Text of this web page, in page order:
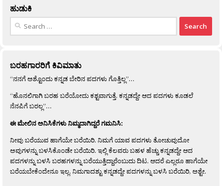
ಹುಡುಕಿ
Search
ಬರಹಗಾರರಿಗೆ ಕಿವಿಮಾತು
“ನನಗೆ ಅಶ್ಟೊಂದು ಕನ್ನಡ ಬೇರಿನ ಪದಗಳು ಗೊತ್ತಿಲ್ಲ”…
“ಹೊನಲಿಗಾಗಿ ಬರಹ ಬರೆಯೋದು ಕಶ್ಟವಾಗುತ್ತೆ. ಕನ್ನಡದ್ದೇ ಆದ ಪದಗಳು ಕೂಡಲೆ
ನೆನಪಿಗೆ ಬರಲ್ಲ”…
ಈ ಮೇಲಿನ ಅನಿಸಿಕೆಗಳು ನಿಮ್ಮದಾಗಿದ್ದರೆ ಗಮನಿಸಿ:
ನೀವು ಬರೆಯುವ ಹಾಗೆಯೇ ಬರೆಯಿರಿ. ನಿಮಗೆ ಯಾವ ಪದಗಳು ತೋಚುವುದೋ
ಅವುಗಳನ್ನು ಬಳಸಿಕೊಂಡೇ ಬರೆಯಿರಿ. ಇಲ್ಲಿ ಕೆಲವರು ಬಹಳ ಹೆಚ್ಚು ಕನ್ನಡದ್ದೇ ಆದ
ಪದಗಳನ್ನು ಬಳಸಿ ಬರಹಗಳನ್ನು ಬರೆಯುತ್ತಿದ್ದಾರೆಂಬುದು ದಿಟ. ಆದರೆ ಎಲ್ಲರೂ ಹಾಗೆಯೇ
ಬರೆಯಬೇಕೆಂದೇನೂ ಇಲ್ಲ. ನಿಮಗಾದಶ್ಟು ಕನ್ನಡದ್ದೇ ಪದಗಳನ್ನು ಬಳಸಿ ಬರೆಯಿರಿ, ಅಶ್ಟೇ.